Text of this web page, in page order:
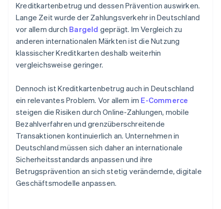
Kreditkartenbetrug und dessen Prävention auswirken.
Lange Zeit wurde der Zahlungsverkehr in Deutschland
vor allem durch Bargeld geprägt. Im Vergleich zu
anderen internationalen Märkten ist die Nutzung
klassischer Kreditkarten deshalb weiterhin
vergleichsweise geringer.
Dennoch ist Kreditkartenbetrug auch in Deutschland
ein relevantes Problem. Vor allem im E-Commerce
steigen die Risiken durch Online-Zahlungen, mobile
Bezahlverfahren und grenzüberschreitende
Transaktionen kontinuierlich an. Unternehmen in
Deutschland müssen sich daher an internationale
Sicherheitsstandards anpassen und ihre
Betrugsprävention an sich stetig verändernde, digitale
Geschäftsmodelle anpassen.